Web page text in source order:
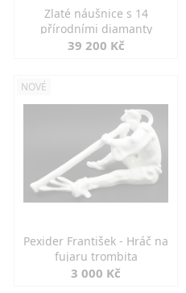
Zlaté náušnice s 14
přírodními diamanty
39 200 Kč
NOVÉ
Pexider František - Hráč na
fujaru trombita
3 000 Kč